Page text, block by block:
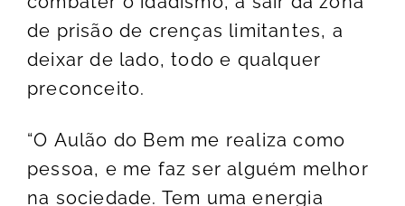
de prisão de crenças limitantes, a
deixar de lado, todo e qualquer
preconceito.
“O Aulão do Bem me realiza como
pessoa, e me faz ser alguém melhor
na sociedade. Tem uma energia